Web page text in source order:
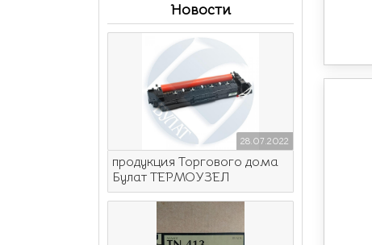
Новости
28.07.2022
продукция Торгового дома
Булат ТЕРМОУЗЕЛ